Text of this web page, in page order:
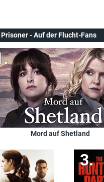
Prisoner - Auf der Flucht-Fans
Mord auf Shetland